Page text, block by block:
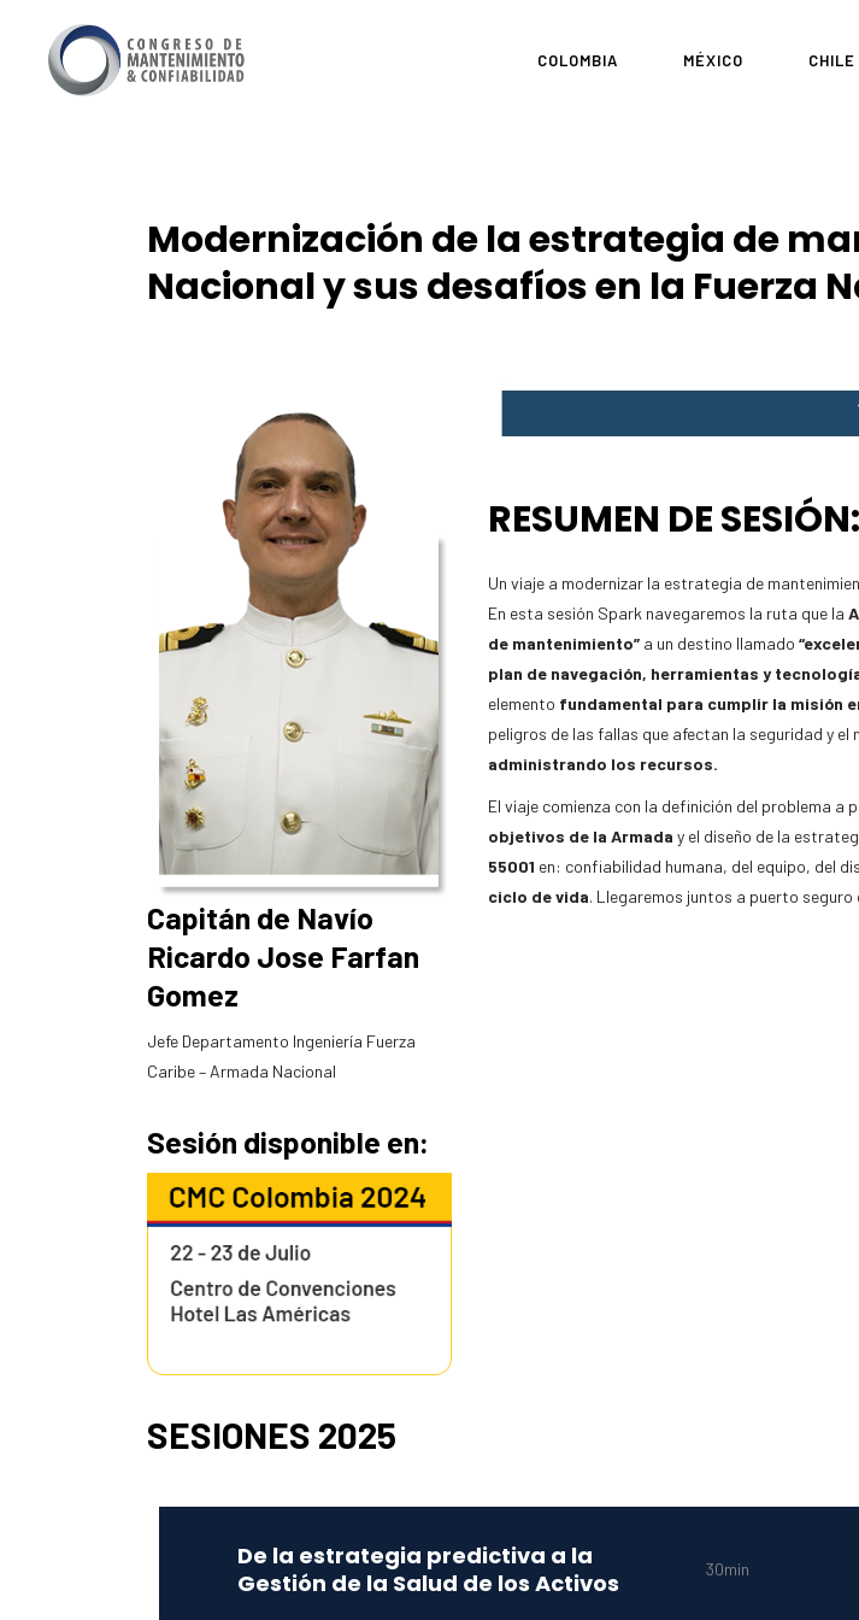
COLOMBIA MÉXICO CHILE
Modernización de la estrategia de
Nacional y sus desafíos en la Fuerza
Capitán de Navío
Ricardo Jose Farfan
Gomez
Jefe Departamento Ingeniería Fuerza
Caribe – Armada Nacional
Sesión disponible en:
RESUMEN DE SESIÓN:
Un viaje a modernizar la estrategia de
En esta sesión Spark navegaremos la ruta que la
de mantenimiento”a un destino llamado
plan de navegación, herramientas y
elemento fundamental para cumplir la misión
peligros de las fallas que afectan la seguridad y el
administrando los recursos.
El viaje comienza con la definición del problema a
objetivos de la Armada y el diseño de la
55001 en: confiabilidad humana, del equipo, del
ciclo de vida. Llegaremos juntos a puerto
SESIONES 2025
De la estrategia predictiva a la
Gestión de la Salud de los Activos
30min